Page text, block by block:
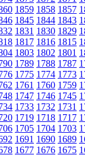
1859 1858 1857
1845 1844 1843
1831 1830 1829
1817 1816 1815
1803 1802 1801
1789 1788 1787
1775 1774 1773
1761 1760 1759
1747 1746 1745
1733 1732 1731
1719 1718 1717
1705 1704 1703
1691 1690 1689
1677 1676 1675